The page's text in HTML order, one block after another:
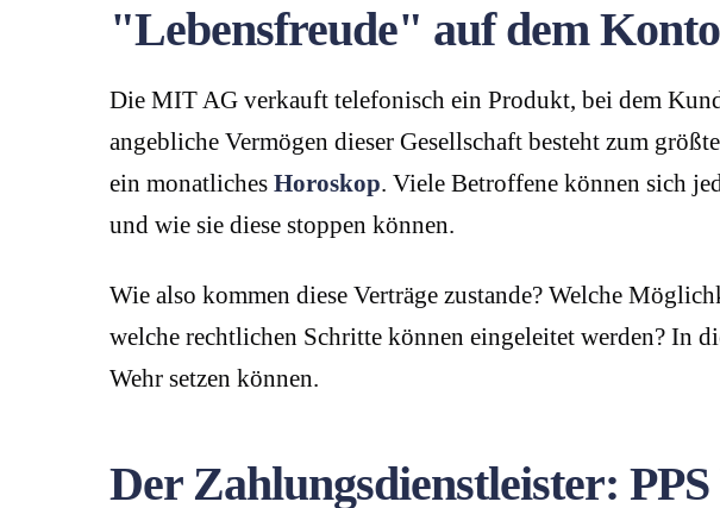
"Lebensfreude" auf dem
Die MIT AG verkauft telefonisch ein Produkt, bei dem
angebliche Vermögen dieser Gesellschaft besteht zum
ein monatliches Horoskop. Viele Betroffene können sich
und wie sie diese stoppen können.
Wie also kommen diese Verträge zustande? Welche
welche rechtlichen Schritte können eingeleitet werden? In
Wehr setzen können.
Der Zahlungsdienstleister: